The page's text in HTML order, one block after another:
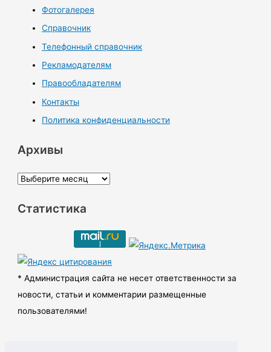
Фотогалерея
Справочник
Телефонный справочник
Рекламодателям
Правообладателям
Контакты
Политика конфиденциальности
Архивы
А
х
ы
Статистика
* Администрация сайта не несет ответственности за
новости, статьи и комментарии размещенные
пользователями!